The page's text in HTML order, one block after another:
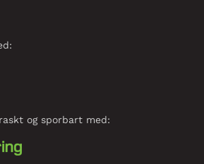
og sporbart med: